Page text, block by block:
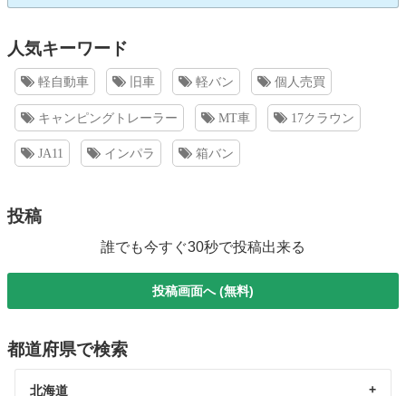
人気キーワード
軽自動車 旧車 軽バン 個人売買
キャンピングトレーラー MT車 17クラウン
JA11 インパラ 箱バン
投稿
誰でも今すぐ30秒で投稿出来る
投稿画面へ (無料)
都道府県で検索
北海道